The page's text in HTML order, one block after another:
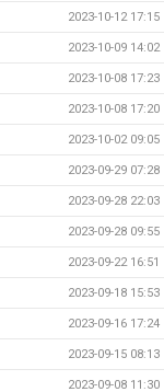
2023-10-12 17:15
2023-10-09 14:02
2023-10-08 17:23
2023-10-08 17:20
2023-10-02 09:05
2023-09-29 07:28
2023-09-28 22:03
2023-09-28 09:55
2023-09-22 16:51
2023-09-18 15:53
2023-09-16 17:24
2023-09-15 08:13
2023-09-08 11:30